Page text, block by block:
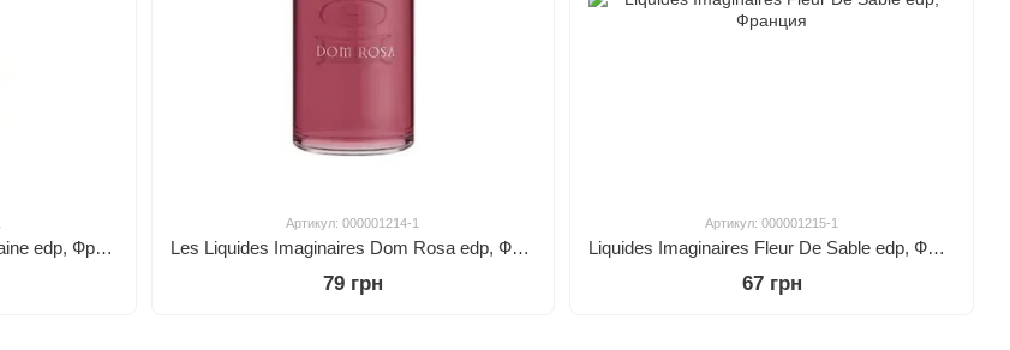
Liquides Imaginaires Bete Humaine edp, Франция
Артикул: 000001214-1
Les Liquides Imaginaires Dom Rosa edp, Франция
79 грн
Артикул: 000001215-1
Liquides Imaginaires Fleur De Sable edp, Франция
67 грн